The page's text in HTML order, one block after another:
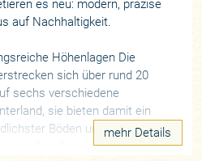
es neu: modern, präzise
auf Nachhaltigkeit.
Höhenlagen Die
sich über rund 20
sechs verschiedene
sie bieten damit ein
Böden und könnten
sein. Das Besondere an diesen
mehr Details